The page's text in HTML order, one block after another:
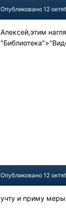
Опубликовано12
Алексей,этим
Опубликовано12
учту и приму меры